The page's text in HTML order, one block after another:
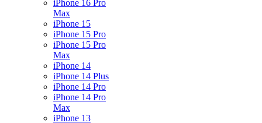
iPhone 16 Pro
Max
iPhone 15
iPhone 15 Pro
iPhone 15 Pro
Max
iPhone 14
iPhone 14 Plus
iPhone 14 Pro
iPhone 14 Pro
Max
iPhone 13